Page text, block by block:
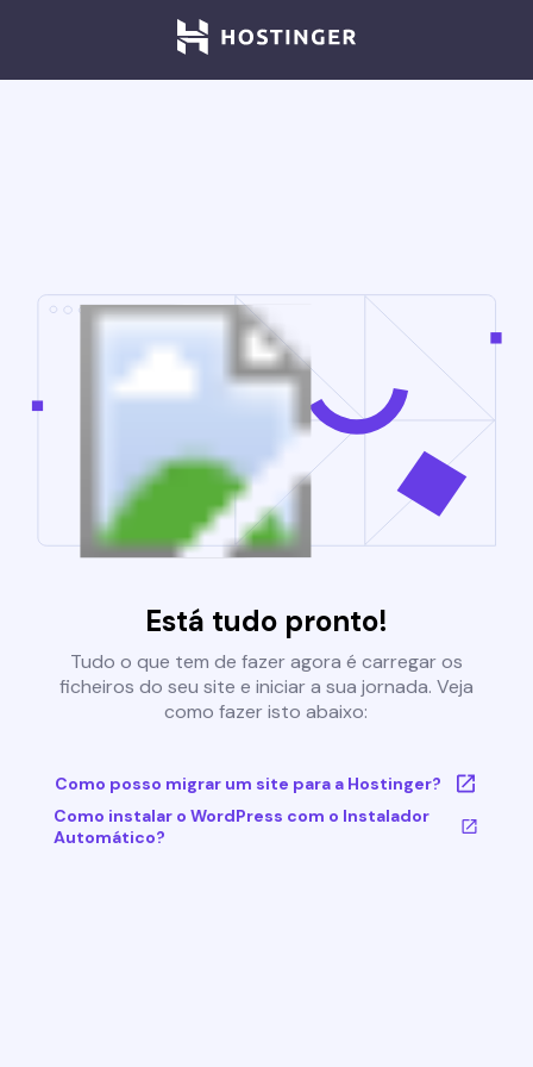
Está tudo pronto!
Tudo o que tem de fazer agora é carregar os
ficheiros do seu site e iniciar a sua jornada. Veja
como fazer isto abaixo:
Como posso migrar um site para a Hostinger?
Como instalar o WordPress com o Instalador
Automático?